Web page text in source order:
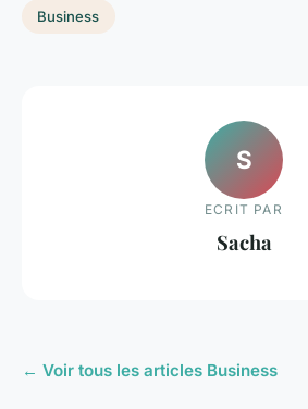
Business
S
ECRIT PAR
Sacha
← Voir tous les articles Business